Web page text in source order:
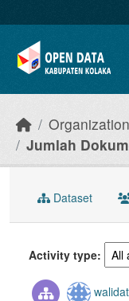
Jumlah
Dataset
Activity type